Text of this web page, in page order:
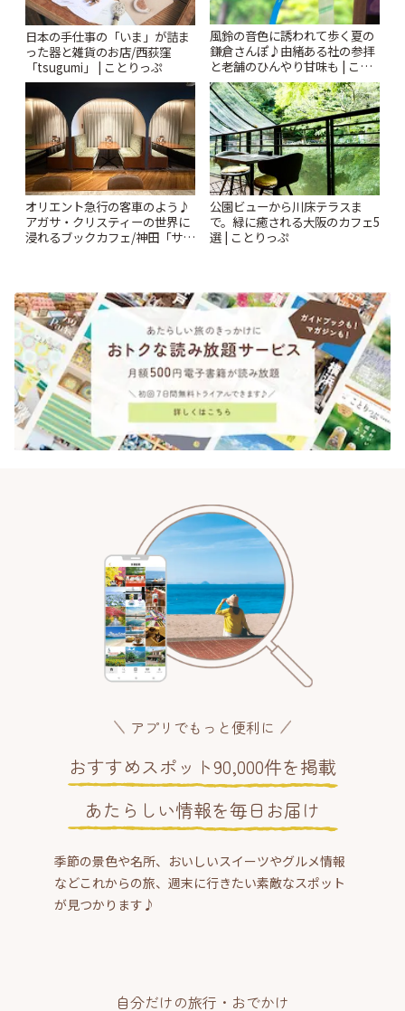
日本の手仕事の「いま」が詰ま
った器と雑貨のお店/西荻窪
「tsugumi」 | ことりっぷ
風鈴の音色に誘われて歩く夏の
鎌倉さんぽ♪由緒ある社の参拝
と老舗のひんやり甘味も | こと
りっぷ
オリエント急行の客車のよう♪
アガサ・クリスティーの世界に
浸れるブックカフェ/神田「サロ
公園ビューから川床テラスま
で。緑に癒される大阪のカフェ5
選 | ことりっぷ
アプリでもっと便利に
おすすめスポット90,000件を掲載
あたらしい情報を毎日お届け
季節の景色や名所、おいしいスイーツやグルメ情報
などこれからの旅、週末に行きたい素敵なスポット
が見つかります♪
自分だけの旅行・おでかけ